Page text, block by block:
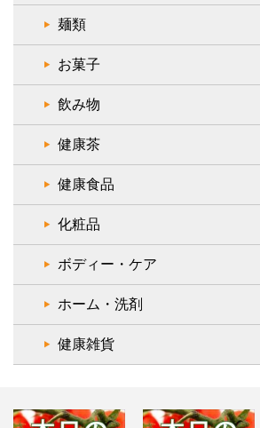
麺類
お菓子
飲み物
健康茶
健康食品
化粧品
ボディー・ケア
ホーム・洗剤
健康雑貨